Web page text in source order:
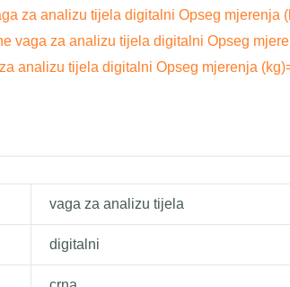
za analizu tijela digitalni Opseg mjerenja
vaga za analizu tijela digitalni Opseg
analizu tijela digitalni Opseg mjerenja
vaga za analizu tijela
digitalni